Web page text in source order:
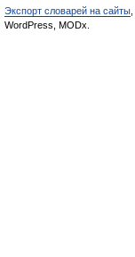
Экспорт словарей на сайты
WordPress, MODx.